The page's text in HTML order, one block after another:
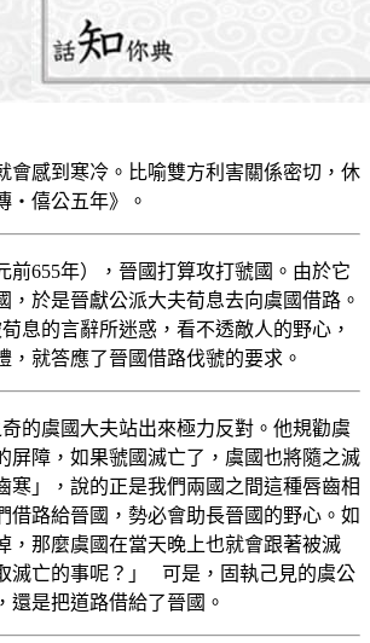
會感到寒冷。比喻雙方利害關係密切，休
‧僖公五年》。
655年），晉國打算攻打虢國。由於它
，於是晉獻公派大夫荀息去向虞國借路。
息的言辭所迷惑，看不透敵人的野心，
，就答應了晉國借路伐虢的要求。
的虞國大夫站出來極力反對。他規勸虞
屏障，如果虢國滅亡了，虞國也將隨之滅
寒」，說的正是我們兩國之間這種唇齒相
借路給晉國，勢必會助長晉國的野心。如
，那麼虞國在當天晚上也就會跟著被滅
滅亡的事呢？」 可是，固執己見的虞公
還是把道路借給了晉國。